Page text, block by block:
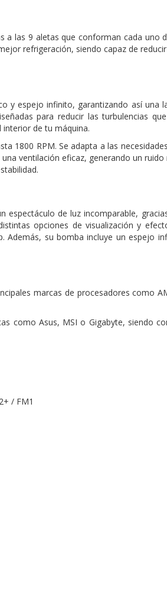
las 9 aletas que conforman cada uno
refrigeración, siendo capaz de
y espejo infinito, garantizando así una
para reducir las turbulencias
de tu máquina.
1800 RPM. Se adapta a las
ventilación eficaz, generando un
de luz incomparable,
opciones de visualización y
su bomba incluye un espejo
marcas de procesadores como
como Asus, MSI o Gigabyte, siendo
/ FM1